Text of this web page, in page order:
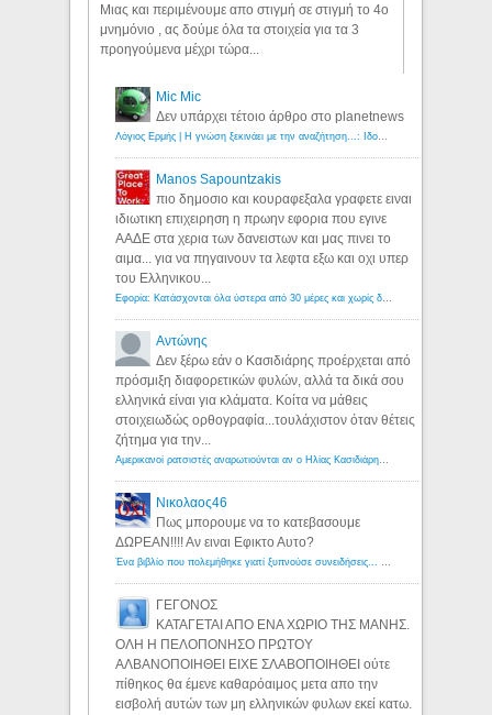
Μιας και περιμένουμε απο στιγμή σε στιγμή το 4ο
μνημόνιο , ας δούμε όλα τα στοιχεία για τα 3
προηγούμενα μέχρι τώρα...
Mic Mic
Δεν υπάρχει τέτοιο άρθρο στο planetnews
Λόγιος Ερμής | Η γνώση ξεκινάει με την αναζήτηση...: Ιδού οι 18 που χρωστούν 11 δις ευρώ!
Manos Sapountzakis
πιο δημοσιο και κουραφεξαλα γραφετε ειναι
ιδιωτικη επιχειρηση η πρωην εφορια που εγινε
ΑΑΔΕ στα χερια των δανειστων και μας πινει το
αιμα... για να πηγαινουν τα λεφτα εξω και οχι υπερ
του Ελληνικου...
Εφορία: Κατάσχονται όλα ύστερα από 30 μέρες και χωρίς δικαστικές αποφάσεις - Λόγιος Ερμής
Αντώνης
Δεν ξέρω εάν ο Κασιδιάρης προέρχεται από
πρόσμιξη διαφορετικών φυλών, αλλά τα δικά σου
ελληνικά είναι για κλάματα. Κοίτα να μάθεις
στοιχειωδώς ορθογραφία...τουλάχιστον όταν θέτεις
ζήτημα για την...
Αμερικανοί ρατσιστές αναρωτιούνται αν ο Ηλίας Κασιδιάρης ανήκει στη λευκή φυλή... - Λόγιος Ερμής
Νικολαος46
Πως μπορουμε να το κατεβασουμε
ΔΩΡΕΑΝ!!!! Αν ειναι Εφικτο Αυτο?
Ένα βιβλίο που πολεμήθηκε γιατί ξυπνούσε συνειδήσεις... - Λόγιος Ερμής | Η γνώση ξεκινάει με την αναζήτηση...
ΓΕΓΟΝΟΣ
ΚΑΤΑΓΕΤΑΙ ΑΠΟ ΕΝΑ ΧΩΡΙΟ ΤΗΣ ΜΑΝΗΣ.
ΟΛΗ Η ΠΕΛΟΠΟΝΗΣΟ ΠΡΩΤΟΥ
ΑΛΒΑΝΟΠΟΙΗΘΕΙ ΕΙΧΕ ΣΛΑΒΟΠΟΙΗΘΕΙ ούτε
πίθηκος θα έμενε καθαρόαιμος μετα απο την
εισβολή αυτών των μη ελληνικών φυλων εκεί κατω.